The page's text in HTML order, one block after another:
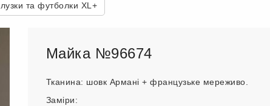
та футболки XL+
Майка №96674
Тканина: шовк Армані + французьке мереживо.
Заміри: